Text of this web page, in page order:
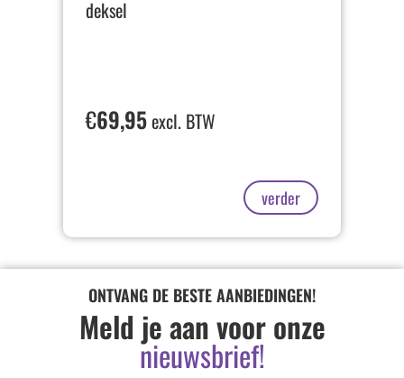
deksel
€69,95excl. BTW
verder
ONTVANG DE BESTE AANBIEDINGEN!
Meld je aan voor onze
nieuwsbrief!